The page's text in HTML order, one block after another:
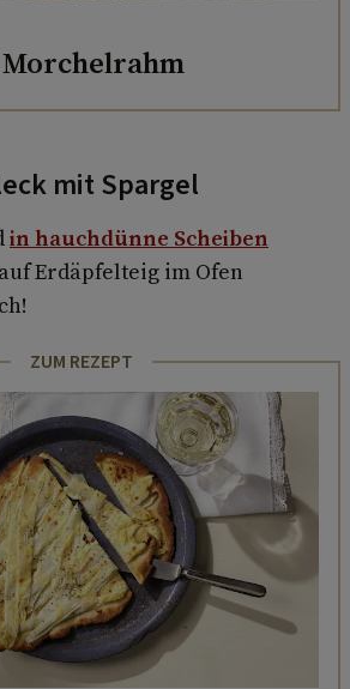
mit Spargel
in hauchdünne Scheiben
Erdäpfelteig im Ofen
ZUM REZEPT